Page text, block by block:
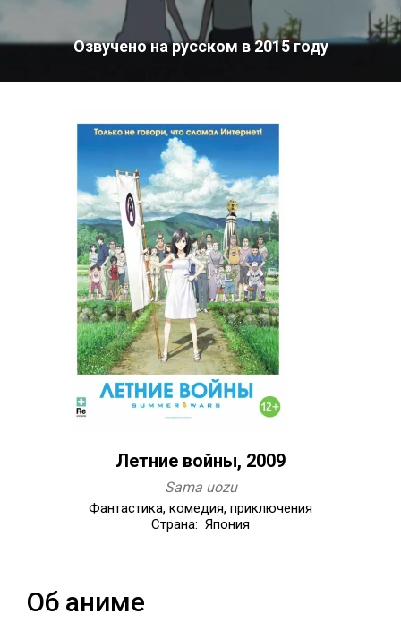
Озвучено на русском в 2015 году
Летние войны, 2009
Sama uozu
Фантастика, комедия, приключения
Страна: Япония
Об аниме